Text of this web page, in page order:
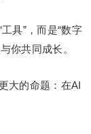
具”，而是“数字
你共同成长。
大的命题：在AI